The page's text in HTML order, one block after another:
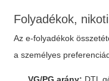
Folyadékok,
Az e-folyadékok
a személyes